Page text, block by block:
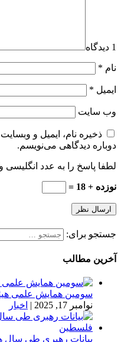
1 دیدگاه
نام *
ایمیل *
وب‌ سایت
ذخیره نام، ایمیل و
دوباره دیدگاهی می‌نویسم.
لطفا پاسخ را به عدد انگلیسی
نوزده + 18 =
جستجو برای:
آخرین مطالب
سومین همایش علمی
نوامبر 17, 2025
| اخبار
بیانات رهبری طی سال